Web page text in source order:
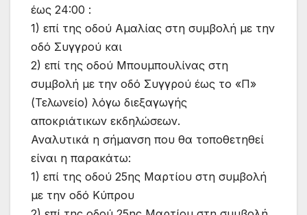
έως 24:00 :
1) επί της οδού Αμαλίας στη συμβολή με την
οδό Συγγρού και
2) επί της οδού Μπουμπουλίνας στη
συμβολή με την οδό Συγγρού έως το «Π»
(Τελωνείο) λόγω διεξαγωγής
αποκριάτικων εκδηλώσεων.
Αναλυτικά η σήμανση που θα τοποθετηθεί
είναι η παρακάτω:
1) επί της οδού 25ης Μαρτίου στη συμβολή
με την οδό Κύπρου